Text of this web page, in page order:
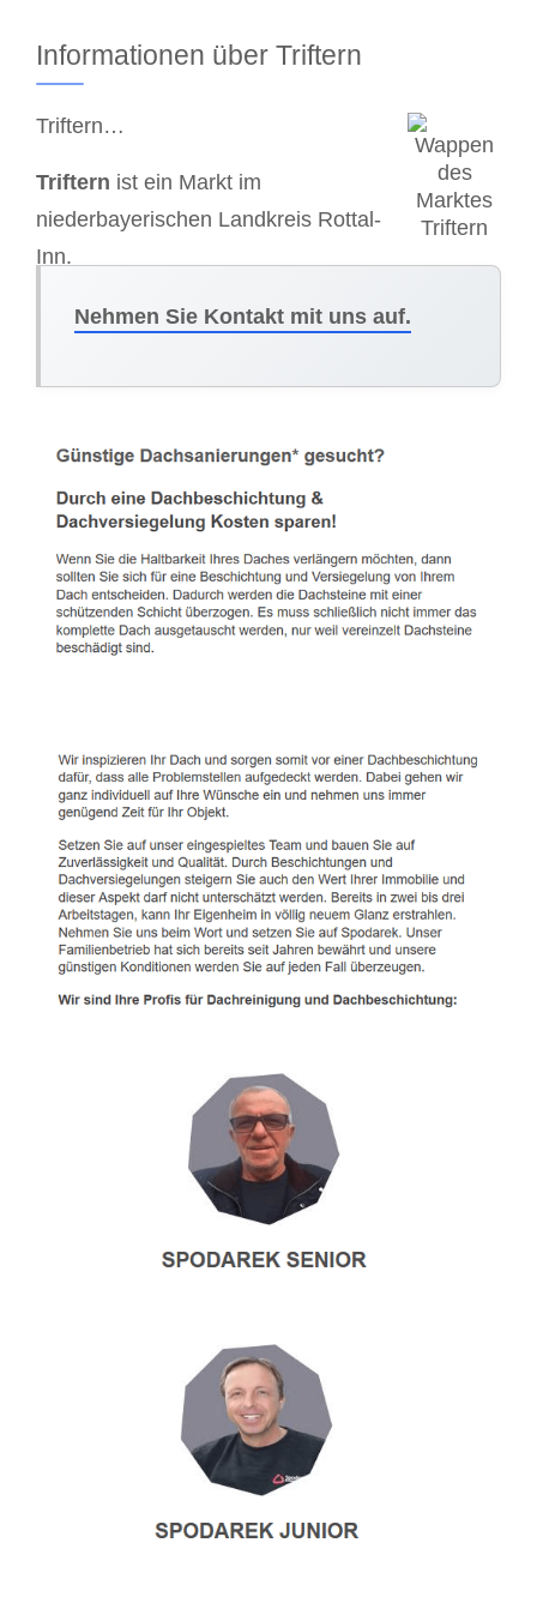
Informationen über Triftern
Triftern…
Triftern ist ein Markt im
niederbayerischen Landkreis Rottal-
Inn.
Nehmen Sie Kontakt mit uns auf.